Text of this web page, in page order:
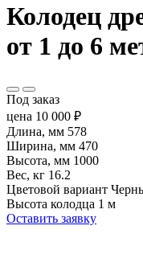
Колодец
от 1 до 6
Под заказ
цена 10 000 ₽
Длина, мм 578
Ширина, мм 470
Высота, мм 1000
Вес, кг 16.2
Цветовой вариант
Высота колодца 1 м
Оставить заявку